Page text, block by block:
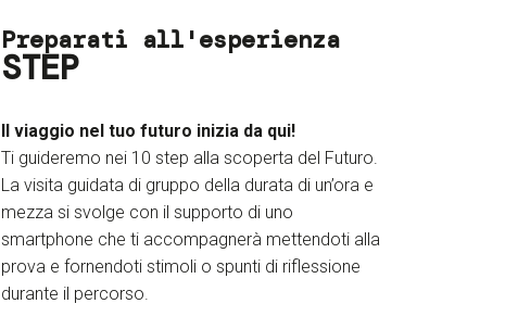
Preparati all'esperienza
STEP
Il viaggio nel tuo futuro inizia da qui!
Ti guideremo nei 10 step alla scoperta del Futuro.
La visita guidata di gruppo della durata di un’ora e
mezza si svolge con il supporto di uno
smartphone che ti accompagnerà mettendoti alla
prova e fornendoti stimoli o spunti di riflessione
durante il percorso.